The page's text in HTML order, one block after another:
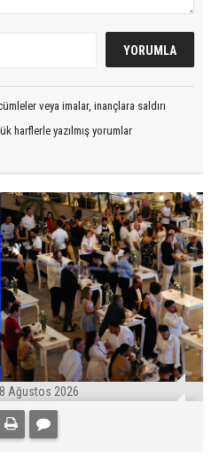
veya imalar, inançlara saldırı
harflerle yazılmış yorumlar
Ağustos 2026